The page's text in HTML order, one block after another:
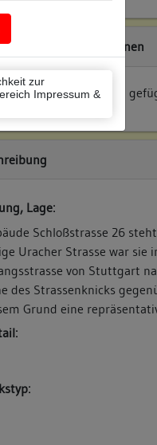
zur
Impressum &
Dokumentationen
und
Lage:
Schloßstrasse 26
Uracher Strasse war sie
von Stuttgart
des Strassenknicks
Grund eine